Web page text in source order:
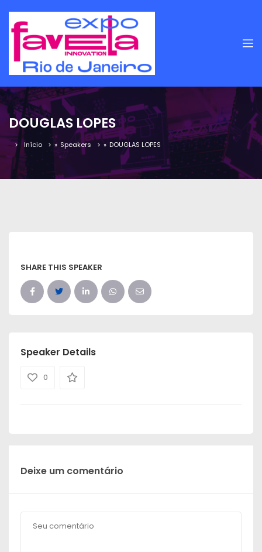
DOUGLAS LOPES
Início » Speakers » DOUGLAS LOPES
SHARE THIS SPEAKER
Speaker Details
0
Deixe um comentário